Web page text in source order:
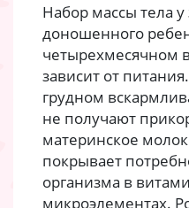
Набор массы тела у
доношенного
четырехмесячном
зависит от
грудном
не получают
материнское
покрывает
организма в
микроэлементах.